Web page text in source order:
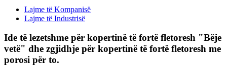
Lajme të Kompanisë
Lajme të Industrisë
Ide të lezetshme për kopertinë të fortë fletoresh "Bëje
vetë" dhe zgjidhje për kopertinë të fortë fletoresh me
porosi për to.